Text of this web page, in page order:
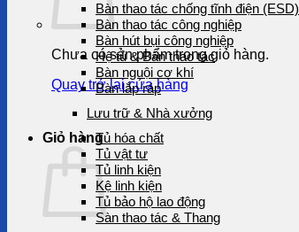
Chưa có sản phẩm trong giỏ hàng.
Quay trở lại cửa hàng
Giỏ hàng
Bàn thao tác chống tĩnh điện (ESD)
Bàn thao tác công nghiệp
Bàn hút bụi công nghiệp
Hệ tủ & Bàn thao tác
Bàn nguội cơ khí
Bàn lắp ráp
Lưu trữ & Nhà xưởng
Tủ hóa chất
Tủ vật tư
Tủ linh kiện
Kệ linh kiện
Tủ bảo hộ lao động
Sàn thao tác & Thang